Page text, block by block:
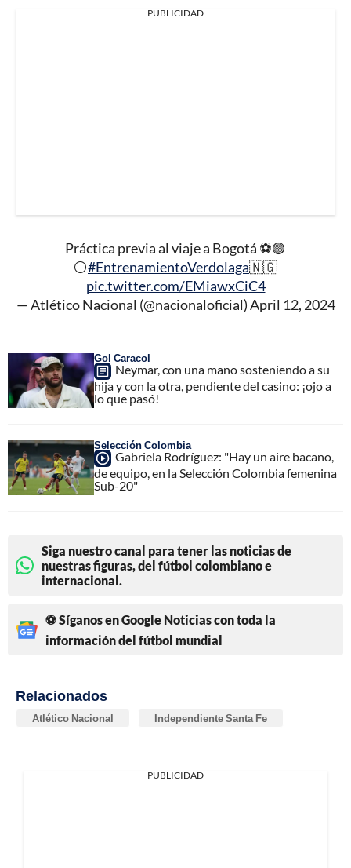
PUBLICIDAD
Práctica previa al viaje a Bogotá ⚽️🟢
⚪️#EntrenamientoVerdolaga🇳🇬
pic.twitter.com/EMiawxCiC4
— Atlético Nacional (@nacionaloficial)April 12, 2024
Gol Caracol
Neymar, con una mano sosteniendo a su
hija y con la otra, pendiente del casino: ¡ojo a
lo que pasó!
Selección Colombia
Gabriela Rodríguez: "Hay un aire bacano,
de equipo, en la Selección Colombia femenina
Sub-20"
Siga nuestro canal para tener las noticias de
nuestras figuras, del fútbol colombiano e
internacional.
⚽ Síganos en Google Noticias con toda la
información del fútbol mundial
Relacionados
Atlético Nacional Independiente Santa Fe
PUBLICIDAD